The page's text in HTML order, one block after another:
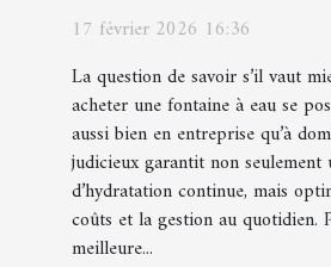
fontaines à eau ?
17 février 2026 16:36
La question de savoir s’il vaut
acheter une fontaine à eau se
aussi bien en entreprise qu’à
judicieux garantit non seulement
d’hydratation continue, mais
coûts et la gestion au quotidien.
meilleure...